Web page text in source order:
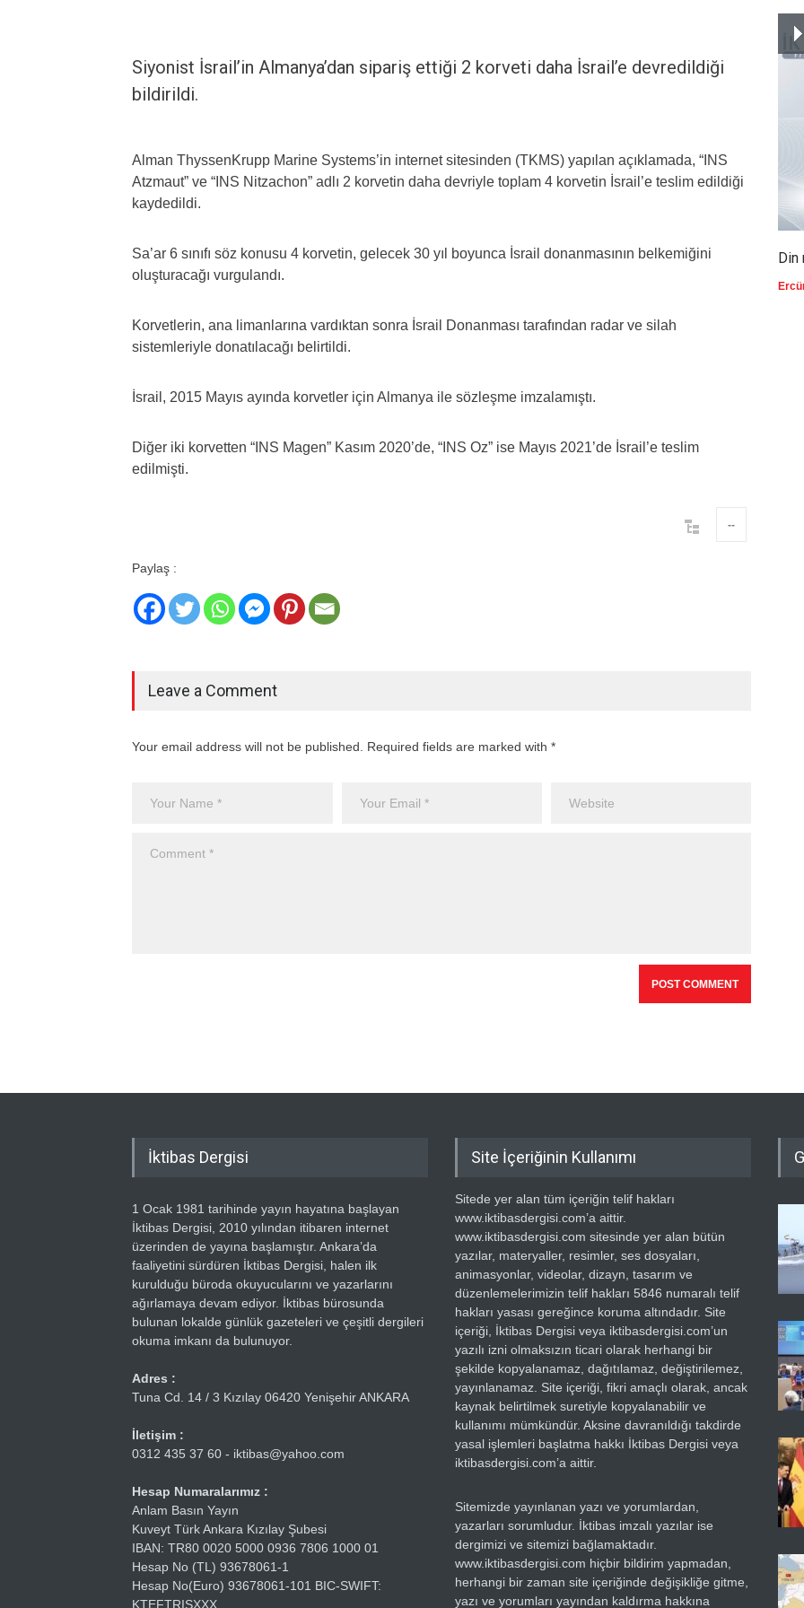
Siyonist İsrail’in Almanya’dan sipariş ettiği 2 korveti daha İsrail’e devredildiği
bildirildi.
Alman ThyssenKrupp Marine Systems’in internet sitesinden (TKMS) yapılan açıklamada, “INS
Atzmaut” ve “INS Nitzachon” adlı 2 korvetin daha devriyle toplam 4 korvetin İsrail’e teslim edildiği
kaydedildi.
Sa’ar 6 sınıfı söz konusu 4 korvetin, gelecek 30 yıl boyunca İsrail donanmasının belkemiğini
oluşturacağı vurgulandı.
Korvetlerin, ana limanlarına vardıktan sonra İsrail Donanması tarafından radar ve silah
sistemleriyle donatılacağı belirtildi.
İsrail, 2015 Mayıs ayında korvetler için Almanya ile sözleşme imzalamıştı.
Diğer iki korvetten “INS Magen” Kasım 2020’de, “INS Oz” ise Mayıs 2021’de İsrail’e teslim
edilmişti.
--
Paylaş :
Leave a Comment
Your email address will not be published. Required fields are marked with *
Din
İktibas Dergisi
1 Ocak 1981 tarihinde yayın hayatına başlayan
İktibas Dergisi, 2010 yılından itibaren internet
üzerinden de yayına başlamıştır. Ankara’da
faaliyetini sürdüren İktibas Dergisi, halen ilk
kurulduğu büroda okuyucularını ve yazarlarını
ağırlamaya devam ediyor. İktibas bürosunda
bulunan lokalde günlük gazeteleri ve çeşitli dergileri
okuma imkanı da bulunuyor.
Adres :
Tuna Cd. 14 / 3 Kızılay 06420 Yenişehir ANKARA
İletişim :
0312 435 37 60 - iktibas@yahoo.com
Hesap Numaralarımız :
Anlam Basın Yayın
Kuveyt Türk Ankara Kızılay Şubesi
IBAN: TR80 0020 5000 0936 7806 1000 01
Hesap No (TL) 93678061-1
Hesap No(Euro) 93678061-101 BIC-SWIFT:
KTEFTRISXXX
Site İçeriğinin Kullanımı
Sitede yer alan tüm içeriğin telif hakları
www.iktibasdergisi.com’a aittir.
www.iktibasdergisi.com sitesinde yer alan bütün
yazılar, materyaller, resimler, ses dosyaları,
animasyonlar, videolar, dizayn, tasarım ve
düzenlemelerimizin telif hakları 5846 numaralı telif
hakları yasası gereğince koruma altındadır. Site
içeriği, İktibas Dergisi veya iktibasdergisi.com’un
yazılı izni olmaksızın ticari olarak herhangi bir
şekilde kopyalanamaz, dağıtılamaz, değiştirilemez,
yayınlanamaz. Site içeriği, fikri amaçlı olarak, ancak
kaynak belirtilmek suretiyle kopyalanabilir ve
kullanımı mümkündür. Aksine davranıldığı takdirde
yasal işlemleri başlatma hakkı İktibas Dergisi veya
iktibasdergisi.com’a aittir.
Sitemizde yayınlanan yazı ve yorumlardan,
yazarları sorumludur. İktibas imzalı yazılar ise
dergimizi ve sitemizi bağlamaktadır.
www.iktibasdergisi.com hiçbir bildirim yapmadan,
herhangi bir zaman site içeriğinde değişikliğe gitme,
yazı ve yorumları yayından kaldırma hakkına